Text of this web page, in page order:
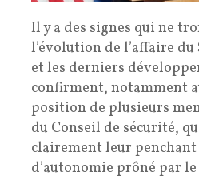
Il y a des signes qui ne
l’évolution de l’affaire
et les derniers
confirment, notamment
position de plusieurs
du Conseil de sécurité,
clairement leur
d’autonomie prôné par